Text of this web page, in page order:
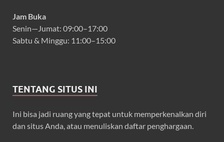
Jam Buka
Senin—Jumat: 09:00–17:00
Sabtu & Minggu: 11:00–15:00
TENTANG SITUS INI
Ini bisa jadi ruang yang tepat untuk memperkenalkan diri
dan situs Anda, atau menuliskan daftar penghargaan.